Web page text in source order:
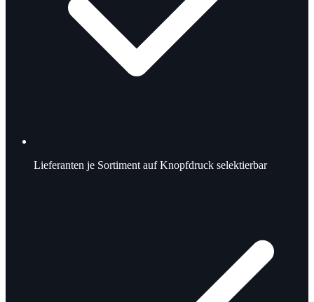
Lieferanten je Sortiment auf Knopfdruck selektierbar